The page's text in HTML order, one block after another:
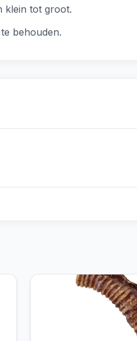
klein tot groot.
behouden.